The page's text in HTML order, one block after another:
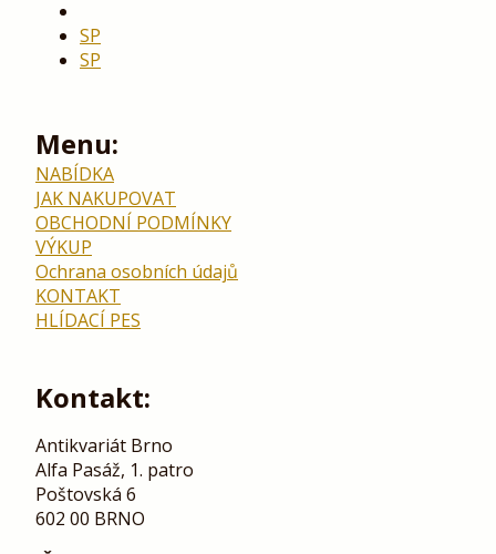
SP
SP
Menu:
NABÍDKA
JAK NAKUPOVAT
OBCHODNÍ PODMÍNKY
VÝKUP
Ochrana osobních údajů
KONTAKT
HLÍDACÍ PES
Kontakt:
Antikvariát Brno
Alfa Pasáž, 1. patro
Poštovská 6
602 00 BRNO